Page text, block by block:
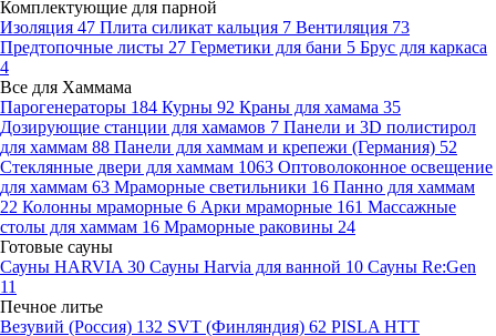
Комплектующие для парной
Изоляция 47 Плита силикат кальция 7 Вентиляция 73
Предтопочные листы 27 Герметики для бани 5 Брус для каркаса
4
Все для Хаммама
Парогенераторы 184 Курны 92 Краны для хамама 35
Дозирующие станции для хамамов 7 Панели и 3D полистирол
для хаммам 88 Панели для хаммам и крепежи (Германия) 52
Стеклянные двери для хаммам 1063 Оптоволоконное освещение
для хаммам 63 Мраморные светильники 16 Панно для хаммам
22 Колонны мраморные 6 Арки мраморные 161 Массажные
столы для хаммам 16 Мраморные раковины 24
Готовые сауны
Сауны HARVIA 30 Сауны Harvia для ванной 10 Сауны Re:Gen
11
Печное литье
Везувий (Россия) 132 SVT (Финляндия) 62 PISLA HTT